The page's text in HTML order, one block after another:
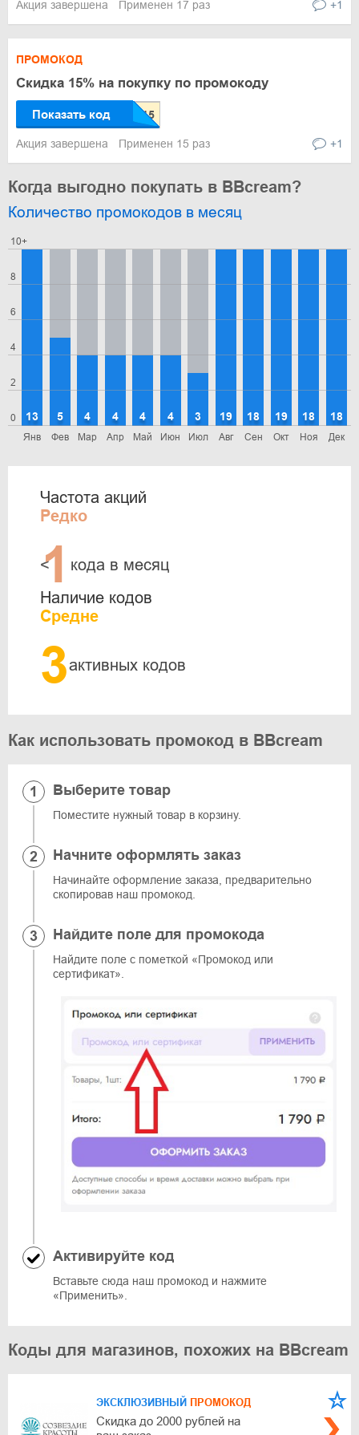
Акция завершена Применен 17 раз +1
ПРОМОКОД
Скидка 15% на покупку по промокоду
Показать код
Акция завершена Применен 15 раз +1
Когда выгодно покупать в BBcream?
Количество промокодов в месяц
0
2
4
6
8
10+
Янв
13
Фев
5
Мар
4
Апр
4
Май
4
Июн
4
Июл
3
Авг
19
Сен
18
Окт
19
Ноя
18
Дек
18
Частота акций
Редко
<
1 кода в месяц
Наличие кодов
Средне
3активных кодов
Как использовать промокод в BBcream
Выберите товар
Поместите нужный товар в корзину.
Начните оформлять заказ
Начинайте оформление заказа, предварительно
скопировав наш промокод.
Найдите поле для промокода
Найдите поле с пометкой «Промокод или
сертификат».
Активируйте код
Вставьте сюда наш промокод и нажмите
«Применить».
Коды для магазинов, похожих на BBcream
ЭКСКЛЮЗИВНЫЙ ПРОМОКОД
Скидка до 2000 рублей на